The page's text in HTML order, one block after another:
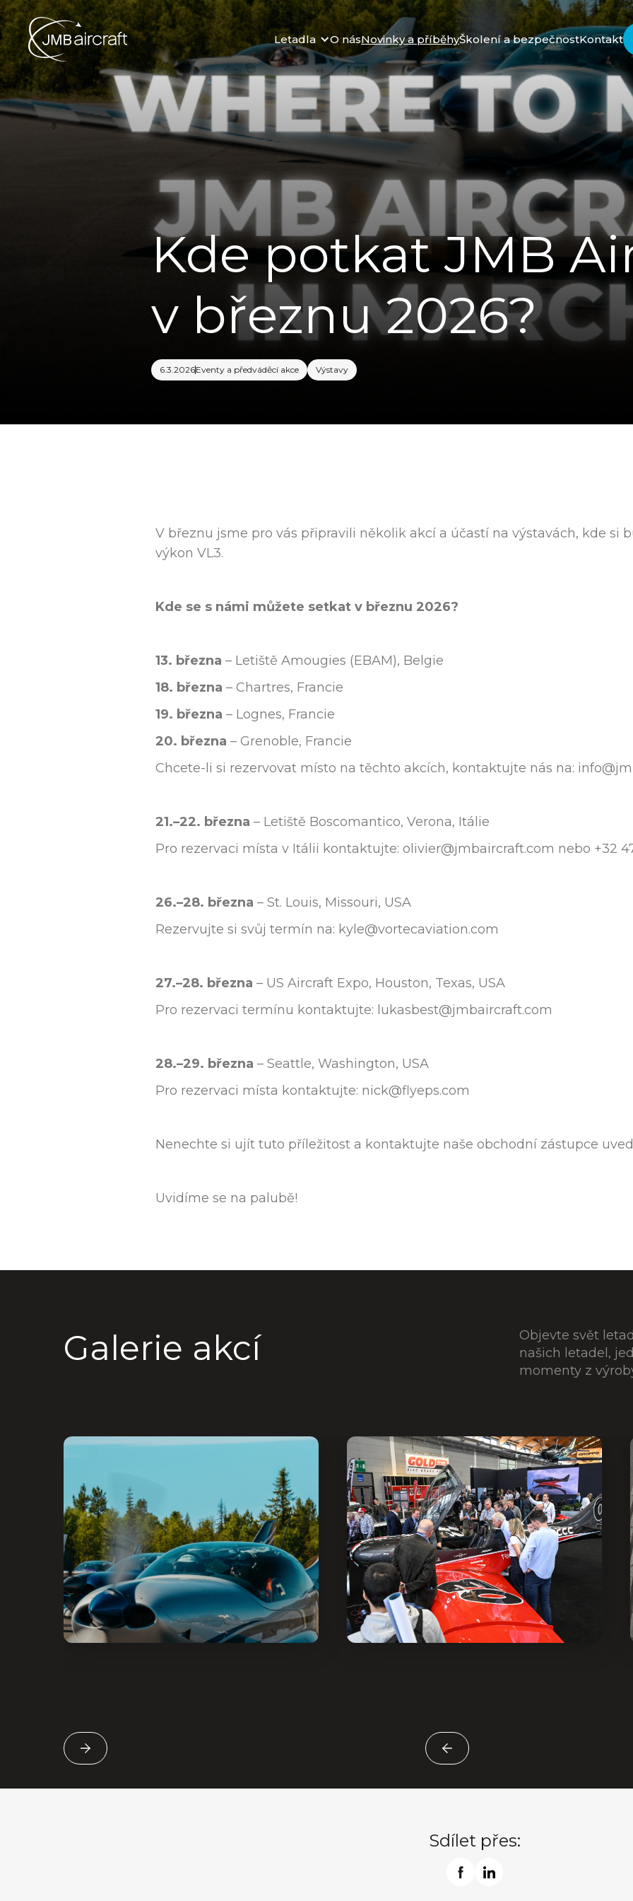
Letadla O násNovinky a příběhyŠkolení a bezpečnostKontakt
Kde potkat JMB
v březnu 2026?
6.3.2026Eventy a předváděcí akce Výstavy
V březnu jsme pro vás připravili několik akcí a účastí na výstavách, kde si
výkon VL3.
Kde se s námi můžete setkat v březnu 2026?
13. března – Letiště Amougies (EBAM), Belgie
18. března – Chartres, Francie
19. března – Lognes, Francie
20. března – Grenoble, Francie
Chcete-li si rezervovat místo na těchto akcích, kontaktujte nás na:
21.–22. března – Letiště Boscomantico, Verona, Itálie
Pro rezervaci místa v Itálii kontaktujte: olivier@jmbaircraft.com nebo +32
26.–28. března – St. Louis, Missouri, USA
Rezervujte si svůj termín na: kyle@vortecaviation.com
27.–28. března – US Aircraft Expo, Houston, Texas, USA
Pro rezervaci termínu kontaktujte: lukasbest@jmbaircraft.com
28.–29. března – Seattle, Washington, USA
Pro rezervaci místa kontaktujte: nick@flyeps.com
Nenechte si ujít tuto příležitost a kontaktujte naše obchodní zástupce
Uvidíme se na palubě!
Galerie akcí
Objevte svět
našich letadel,
momenty z
Sdílet přes: